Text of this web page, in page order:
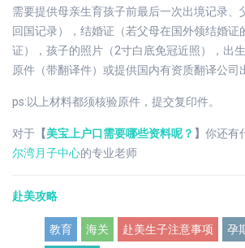
需要提供母亲生育孩子前最后一次出境记录、
回国记录），结婚证（若父母在国外领结婚证
证），孩子的照片（2寸白底免冠近照），出
原件（带翻译件）或提供国内有资质翻译公司
ps:以上材料都须核验原件，提交复印件。
对于 【美宝上户口需要哪些资料呢？ 】 你还有
尔湾月子中心的专业老师
赴美攻略
教育 海关 赴美生子注意事项 孕